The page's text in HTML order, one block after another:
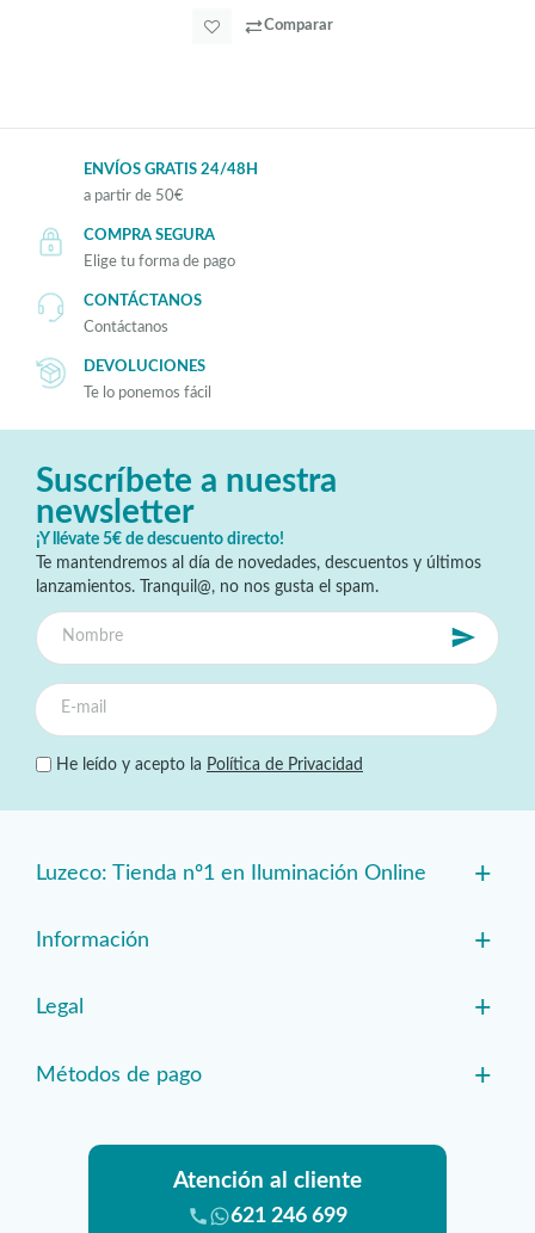
Comparar
ENVÍOS GRATIS 24/48H
a partir de 50€
COMPRA SEGURA
Elige tu forma de pago
CONTÁCTANOS
Contáctanos
DEVOLUCIONES
Te lo ponemos fácil
Suscríbete a nuestra
newsletter
¡Y llévate 5€ de descuento directo!
Te mantendremos al día de novedades, descuentos y últimos
lanzamientos. Tranquil@, no nos gusta el spam.
He leído y acepto la Política de Privacidad
Luzeco: Tienda nº1 en Iluminación Online +
Información +
Legal +
Métodos de pago +
Atención al cliente
621 246 699